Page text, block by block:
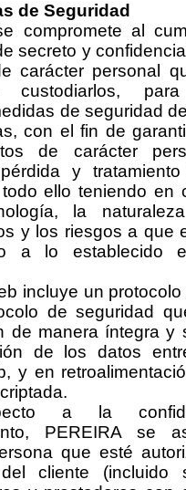
de Seguridad
compromete al
secreto y
carácter personal
custodiarlos,
de seguridad
, con el fin de
de carácter
y
todo ello teniendo en
la
y los riesgos a que
a lo establecido
incluye un
de seguridad
de manera íntegra y
de los datos
y en
.
a la
PEREIRA se
que esté
cliente (incluido